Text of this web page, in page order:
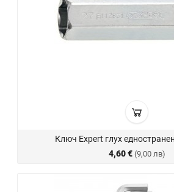
Ключ Expert глух
4,60 € (9,00 лв)